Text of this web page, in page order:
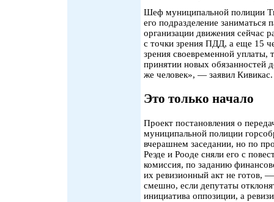
Шеф муниципальной полиции
его подразделение заниматься
организации движения сейчас
с точки зрения ПДД, а еще 15
зрения своевременной
принятии новых обязанностей
же человек», — заявил Кивикас.
Это только начало
Проект постановления о
муниципальной полиции
вчерашнем заседании, но по
Реэде и Рооде сняли его с
комиссия, по заданию
их ревизионный акт не готов,
смешно, если депутаты
инициатива оппозиции, а